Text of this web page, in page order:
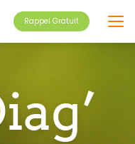
Rappel Gratuit